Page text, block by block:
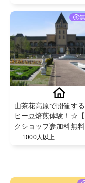
山茶花高原で開催す
ヒー豆焙煎体験！☆
クショップ参加料無料
1000人以上